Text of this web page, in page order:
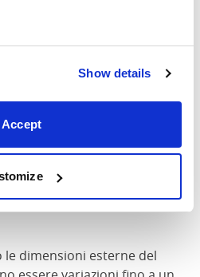
Show details
Accept
letto
del letto
esterna del letto
massima dell'estremità dei
dimensioni esterne del